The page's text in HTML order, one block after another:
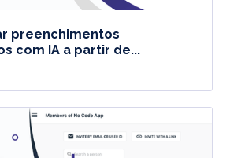
preenchimentos
com IA a partir de...